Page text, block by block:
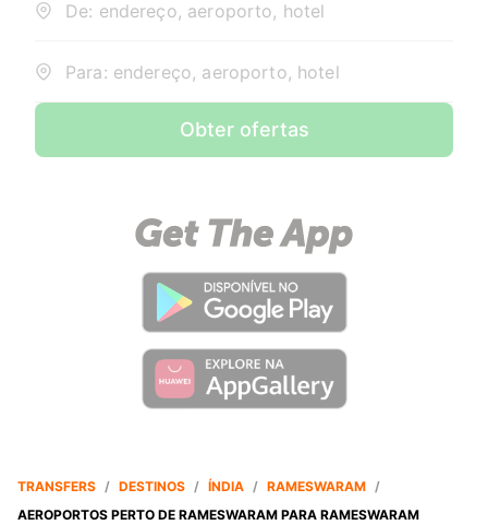
De: endereço, aeroporto, hotel
Para: endereço, aeroporto, hotel
Obter ofertas
TRANSFERS / DESTINOS / ÍNDIA / RAMESWARAM /
AEROPORTOS PERTO DE RAMESWARAM PARA RAMESWARAM